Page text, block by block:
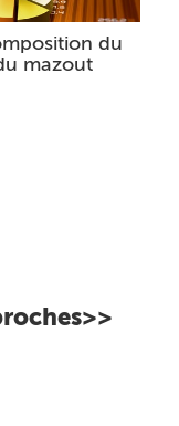
du
mazout